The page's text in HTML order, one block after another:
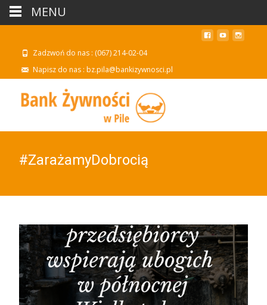
Zadzwoń do nas : (067) 214-02-04
Napisz do nas : bz.pila@bankizywnosci.pl
#ZarażamyDobrocią
MENU